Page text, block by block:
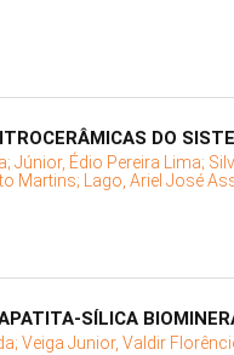
DO
Júnior, Édio Pereira Lima;
Martins; Lago, Ariel José
SÍLICA
Veiga Junior, Valdir